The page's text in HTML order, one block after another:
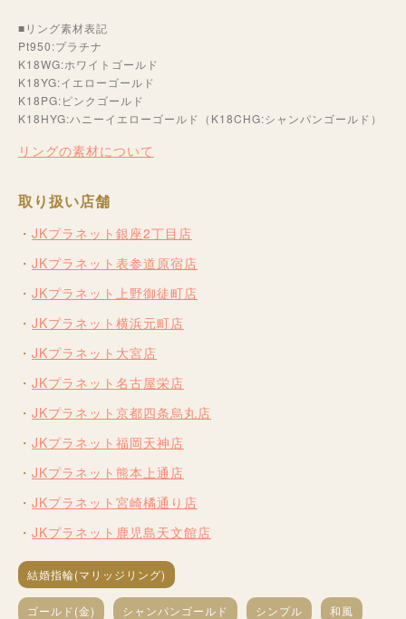
■リング素材表記
Pt950:プラチナ
K18WG:ホワイトゴールド
K18YG:イエローゴールド
K18PG:ピンクゴールド
K18HYG:ハニーイエローゴールド（K18CHG:シャンパンゴールド）
リングの素材について
取り扱い店舗
JKプラネット銀座2丁目店
JKプラネット表参道原宿店
JKプラネット上野御徒町店
JKプラネット横浜元町店
JKプラネット大宮店
JKプラネット名古屋栄店
JKプラネット京都四条烏丸店
JKプラネット福岡天神店
JKプラネット熊本上通店
JKプラネット宮崎橘通り店
JKプラネット鹿児島天文館店
結婚指輪(マリッジリング)
ゴールド(金) シャンパンゴールド シンプル 和風